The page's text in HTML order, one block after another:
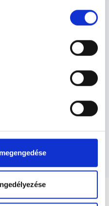
info/foglaljorvost-